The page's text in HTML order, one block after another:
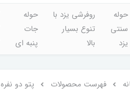
حوله
سنتی
یزد
روفرشی یزد با
تنوع بسیار
بالا
حوله
جات
پنبه ای
فهرست محصولات پتو دو نفره 2 رو با 2 طرح متفاوت و کیفیت بسیار عالی و نرم و لطیف کد ۳